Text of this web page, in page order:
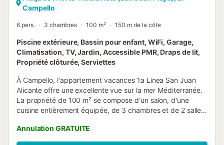
Campello
6 pers. 3 chambres 100 m² 150 m de la côte
Piscine extérieure, Bassin pour enfant, WiFi, Garage,
Climatisation, TV, Jardin, Accessible PMR, Draps de lit,
Propriété clôturée, Serviettes
À Campello, l'appartement vacances 1a Linea San Juan
Alicante offre une excellente vue sur la mer Méditerranée.
La propriété de 100 m² se compose d'un salon, d'une
cuisine entièrement équipée, de 3 chambres et de 2 salles
équipements supplémentaires comprennent le Wi-Fi haut
débit (adapté aux appels vidéo) avec un espace de travail
Annulation GRATUITE